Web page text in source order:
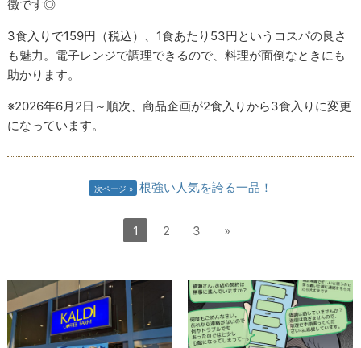
徴です◎
3食入りで159円（税込）、1食あたり53円というコスパの良さ
も魅力。電子レンジで調理できるので、料理が面倒なときにも
助かります。
※2026年6月2日～順次、商品企画が2食入りから3食入りに変更
になっています。
次ページ 根強い人気を誇る一品！
1 2 3 »